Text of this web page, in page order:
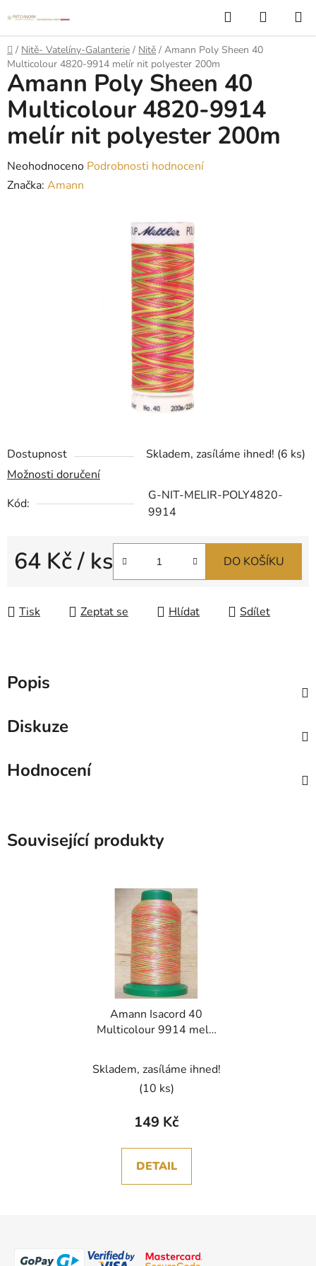
na
obsah
Hledat
KOŠÍK
Domů
/ Nitě- Vatelíny-Galanterie / Nitě / Amann Poly Sheen 40
Multicolour 4820-9914 melír nit polyester 200m
Dostupnost Skladem, zasíláme ihned! (6 ks)
Možnosti doručení
Kód:
G-NIT-MELIR-POLY4820-
9914
64 Kč/ ks DO KOŠÍKU
Tisk Zeptat se Hlídat Sdílet
Amann Poly Sheen 40
Multicolour 4820-9914
melír nit polyester 200m
Průměrné
hodnocení
Neohodnoceno Podrobnosti hodnocení
Značka: Amann
Popis
Diskuze
Hodnocení
Související produkty
Amann Isacord 40
Multicolour 9914 melír
Skladem, zasíláme ihned!
(10 ks)
149 Kč
DETAIL